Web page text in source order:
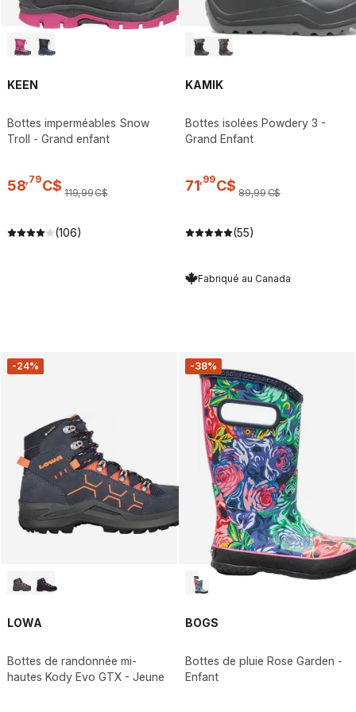
KEEN
Bottes imperméables Snow
Troll - Grand enfant
58,79C$ 119,99C$
(106)
KAMIK
Bottes isolées Powdery 3 -
Grand Enfant
71,99C$ 89,99C$
(55)
Fabriqué au Canada
-24%
LOWA
Bottes de randonnée mi-
hautes Kody Evo GTX - Jeune
-38%
BOGS
Bottes de pluie Rose Garden -
Enfant